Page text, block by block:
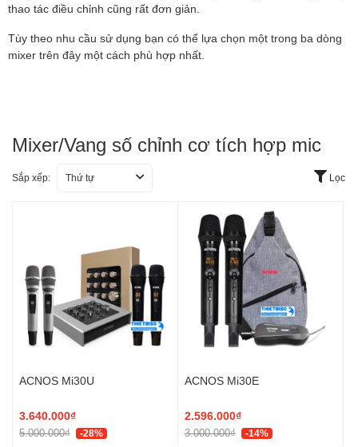
thao tác điều chỉnh cũng rất đơn giản.
Tùy theo nhu cầu sử dụng bạn có thể lựa chọn một trong ba dòng
mixer trên đây một cách phù hợp nhất.
Mixer/Vang số chỉnh cơ tích hợp mic
Sắp xếp: Thứ tự Lọc
ACNOS Mi30U
3.640.000₫
5.000.000₫ -28%
ACNOS Mi30E
2.596.000₫
3.000.000₫ -14%